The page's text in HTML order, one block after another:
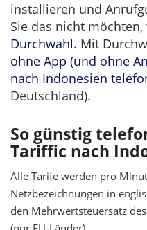
installieren und
Sie das nicht
Durchwahl. Mit
ohne App (und ohne
nach Indonesien
Deutschland).
So günstig
Tariffic nach
Alle Tarife werden pro
Netzbezeichnungen in
den Mehrwertsteuersatz